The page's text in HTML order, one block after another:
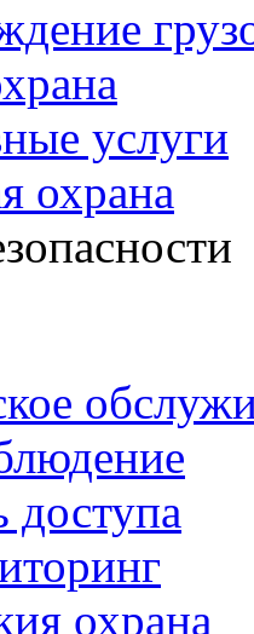
услуги
охрана
доступа
охрана